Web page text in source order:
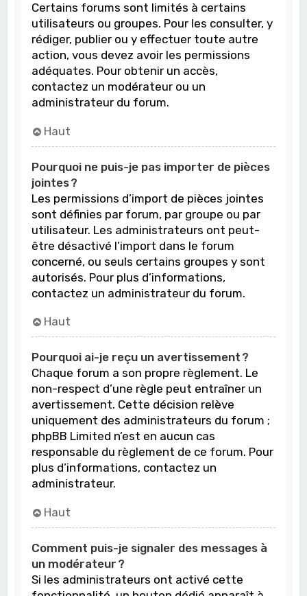
Certains forums sont limités à certains
utilisateurs ou groupes. Pour les consulter, y
rédiger, publier ou y effectuer toute autre
action, vous devez avoir les permissions
adéquates. Pour obtenir un accès,
contactez un modérateur ou un
administrateur du forum.
Haut
Pourquoi ne puis-je pas importer de pièces
jointes ?
Les permissions d’import de pièces jointes
sont définies par forum, par groupe ou par
utilisateur. Les administrateurs ont peut-
être désactivé l’import dans le forum
concerné, ou seuls certains groupes y sont
autorisés. Pour plus d’informations,
contactez un administrateur du forum.
Haut
Pourquoi ai-je reçu un avertissement ?
Chaque forum a son propre règlement. Le
non-respect d’une règle peut entraîner un
avertissement. Cette décision relève
uniquement des administrateurs du forum ;
phpBB Limited n’est en aucun cas
responsable du règlement de ce forum. Pour
plus d’informations, contactez un
administrateur.
Haut
Comment puis-je signaler des messages à
un modérateur ?
Si les administrateurs ont activé cette